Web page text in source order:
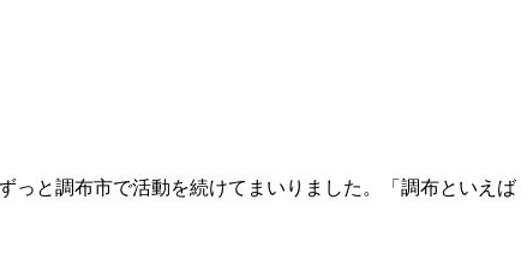
っと調布市で活動を続けてまいりました。「調布といえ